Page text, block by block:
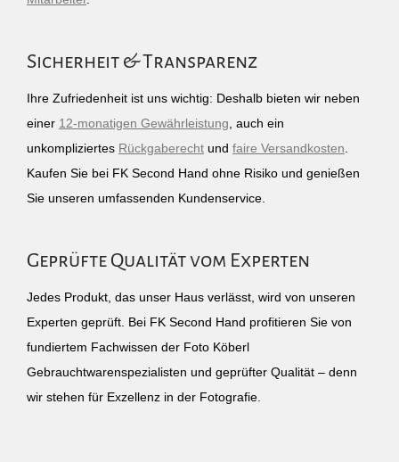
Sicherheit & Transparenz
Ihre Zufriedenheit ist uns wichtig: Deshalb bieten wir neben
einer 12-monatigen Gewährleistung , auch ein
unkompliziertes Rückgaberecht und faire Versandkosten
Kaufen Sie bei FK Second Hand ohne Risiko und genießen
Sie unseren umfassenden Kundenservice.
Geprüfte Qualität vom Experten
Jedes Produkt, das unser Haus verlässt, wird von unseren
Experten geprüft. Bei FK Second Hand profitieren Sie von
fundiertem Fachwissen der Foto Köberl
Gebrauchtwarenspezialisten und geprüfter Qualität – denn
wir stehen für Exzellenz in der Fotografie.